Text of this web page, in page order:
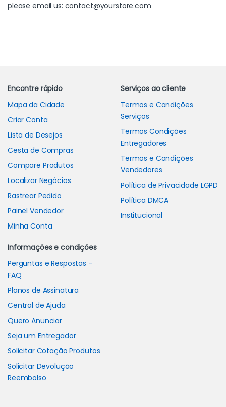
please email us: contact@yourstore.com
Encontre rápido
Mapa da Cidade
Criar Conta
Lista de Desejos
Cesta de Compras
Compare Produtos
Localizar Negócios
Rastrear Pedido
Painel Vendedor
Minha Conta
Serviços ao cliente
Termos e Condições
Serviços
Termos Condições
Entregadores
Termos e Condições
Vendedores
Política de Privacidade LGPD
Política DMCA
Institucional
Informações e condições
Perguntas e Respostas –
FAQ
Planos de Assinatura
Central de Ajuda
Quero Anunciar
Seja um Entregador
Solicitar Cotação Produtos
Solicitar Devolução
Reembolso